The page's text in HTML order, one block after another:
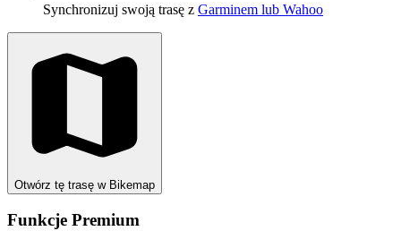
Synchronizuj swoją trasę z Garminem lub Wahoo
Otwórz tę trasę w Bikemap
Funkcje Premium